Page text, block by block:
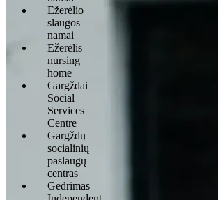
Ežerėlio
slaugos
namai
Ežerėlis
nursing
home
Gargždai
Social
Services
Centre
Gargždų
socialinių
paslaugų
centras
Gedrimas